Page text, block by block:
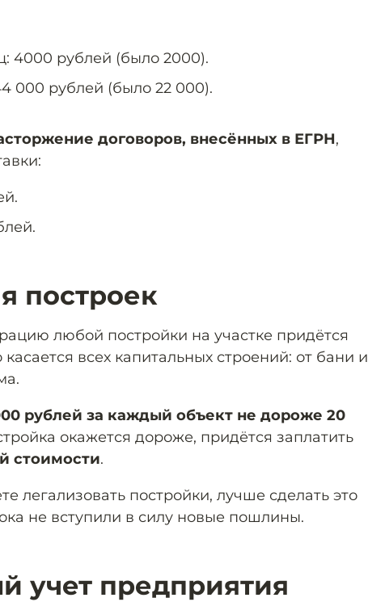
4000 рублей (было 2000).
000 рублей (было 22 000).
договоров, внесённых в ЕГРН,
построек
любой постройки на участке придётся
касается всех капитальных строений: от бани и
рублей за каждый объект не дороже 20
окажется дороже, придётся заплатить
стоимости.
легализовать постройки, лучше сделать это
не вступили в силу новые пошлины.
учет предприятия